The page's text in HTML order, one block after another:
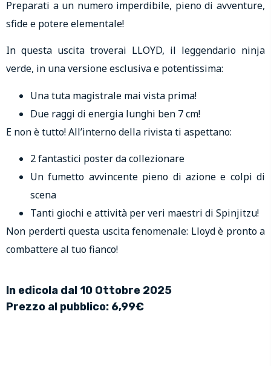
Preparati a un numero imperdibile, pieno di avventure,
sfide e potere elementale!
In questa uscita troverai LLOYD, il leggendario ninja
verde, in una versione esclusiva e potentissima:
Una tuta magistrale mai vista prima!
Due raggi di energia lunghi ben 7 cm!
E non è tutto! All’interno della rivista ti aspettano:
2 fantastici poster da collezionare
Un fumetto avvincente pieno di azione e colpi di
scena
Tanti giochi e attività per veri maestri di Spinjitzu!
Non perderti questa uscita fenomenale: Lloyd è pronto a
combattere al tuo fianco!
In edicola dal 10 Ottobre 2025
Prezzo al pubblico: 6,99€